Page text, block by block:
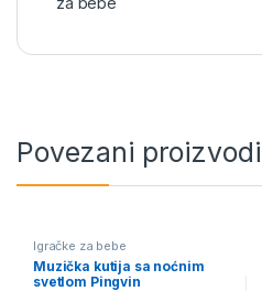
Povezani proizvodi
Igračke za bebe
Muzička kutija sa noćnim
svetlom Pingvin